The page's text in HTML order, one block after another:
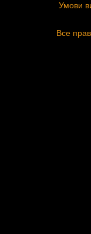
Умови
Все